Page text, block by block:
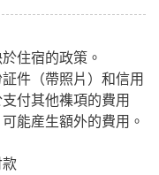
住宿的政策。
件（帶照片）和信用
付其他襍項的費用
能産生額外的費用。